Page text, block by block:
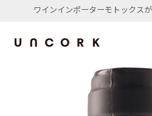
ワインインポーターモトックス